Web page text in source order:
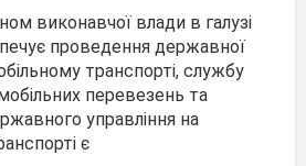
виконавчої влади в галузі
проведення державної
транспорті, службу
перевезень та
управління на
є